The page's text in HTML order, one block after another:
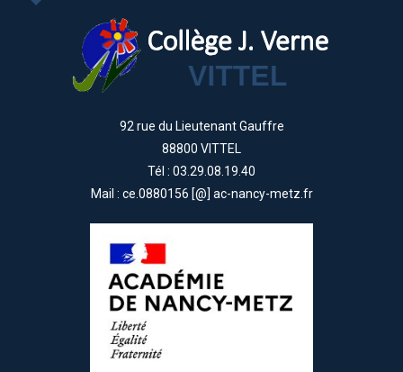
92 rue du Lieutenant Gauffre
88800 VITTEL
Tél : 03.29.08.19.40
Mail : ce.0880156 [@] ac-nancy-metz.fr